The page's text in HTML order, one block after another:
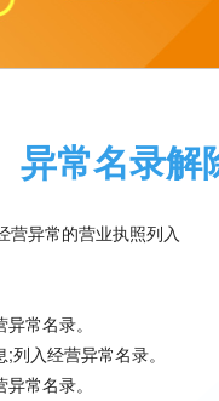
异常名录解
营异常的营业执照列入
常名录。
入经营异常名录。
常名录。